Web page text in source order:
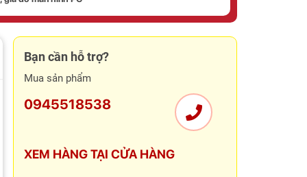
Bạn cần hỗ trợ?
Mua sản phẩm
0945518538
XEM HÀNG TẠI CỬA HÀNG